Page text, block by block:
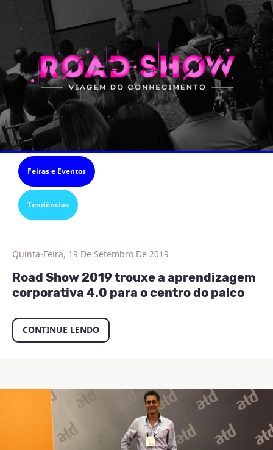
Feiras e Eventos
Tendências
Quinta-Feira, 19 De Setembro De 2019
Road Show 2019 trouxe a aprendizagem
corporativa 4.0 para o centro do palco
CONTINUE LENDO